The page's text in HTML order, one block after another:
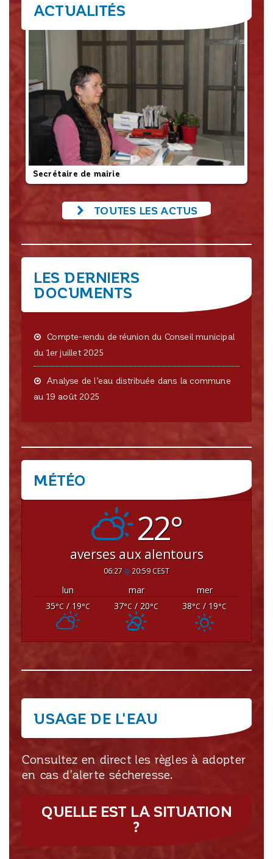
ACTUALITÉS
Secrétaire de mairie
TOUTES LES ACTUS
LES DERNIERS
DOCUMENTS
Compte-rendu de réunion du Conseil municipal
du 1er juillet 2025
Analyse de l’eau distribuée dans la commune
au 19 août 2025
MÉTÉO
22°
averses aux alentours
06:27 20:59 CEST
lun mar
mer
35°C / 19°C 37°C / 20°C 38°C / 19°C
USAGE DE L'EAU
Consultez en direct les règles à adopter
en cas d'alerte sécheresse.
QUELLE EST LA SITUATION
?